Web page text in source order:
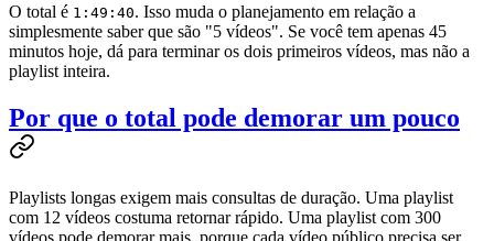
O total é 1:49:40. Isso muda o planejamento em relação a
simplesmente saber que são "5 vídeos". Se você tem apenas 45
minutos hoje, dá para terminar os dois primeiros vídeos, mas não a
playlist inteira.
Por que o total pode demorar um pouco
Playlists longas exigem mais consultas de duração. Uma playlist
com 12 vídeos costuma retornar rápido. Uma playlist com 300